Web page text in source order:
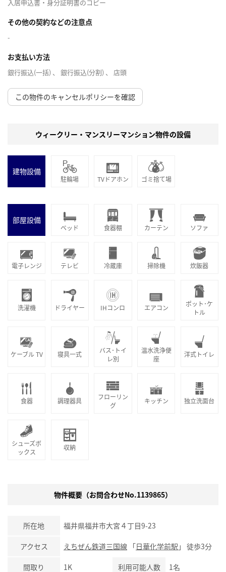
入居申込書・身分証明書のコピー
その他の契約などの注意点
-
お支払い方法
銀行振込(一括) 、 銀行振込(分割) 、 店頭
この物件のキャンセルポリシーを確認
ウィークリー・マンスリーマンション物件の設備
建物設備
駐輪場 TVドアホン ゴミ捨て場
部屋設備
ベッド 食器棚 カーテン ソファ
電子レンジ テレビ 冷蔵庫 掃除機 炊飯器
洗濯機 ドライヤー IHコンロ エアコン
ポット･ケ
トル
ケーブル TV 寝具一式
バス･トイ
レ別
温水洗浄便
座
洋式トイレ
食器 調理器具
フローリン
グ
キッチン 独立洗面台
シューズボ
ックス
収納
物件概要（お問合わせNo.1139865）
所在地 福井県福井市大宮４丁目9-23
アクセス えちぜん鉄道三国線 「日華化学前駅 」 徒歩3分
間取り 1K 利用可能人数 1名